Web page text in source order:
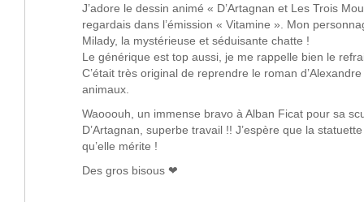
J’adore le dessin animé « D’Artagnan et Les Trois
regardais dans l’émission « Vitamine ». Mon
Milady, la mystérieuse et séduisante chatte !
Le générique est top aussi, je me rappelle bien le
C’était très original de reprendre le roman
animaux.
Waooouh, un immense bravo à Alban Ficat pour sa
D’Artagnan, superbe travail !! J’espère que la
qu’elle mérite !
Des gros bisous ❤